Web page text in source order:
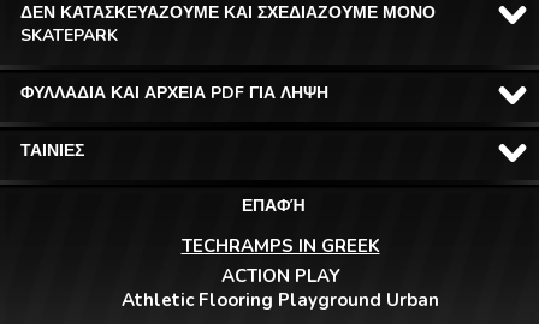
ΔΕΝ ΚΑΤΑΣΚΕΥΑΖΟΥΜΕ ΚΑΙ ΣΧΕΔΙΑΖΟΥΜΕ ΜΟΝΟ
SKATEPARK
ΦΥΛΛΑΔΙΑ ΚΑΙ ΑΡΧΕΙΑ PDF ΓΙΑ ΛΗΨΗ
ΤΑΙΝΙΕΣ
ΕΠΑΦΉ
TECHRAMPS IN GREEK
ACTION PLAY
Athletic Flooring Playground Urban